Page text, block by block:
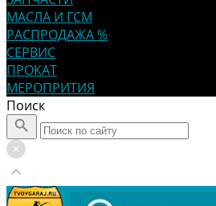
МАСЛА И ГСМ
РАСПРОДАЖА %
СЕРВИС
ПРОКАТ
МЕРОПРИТИЯ
Поиск